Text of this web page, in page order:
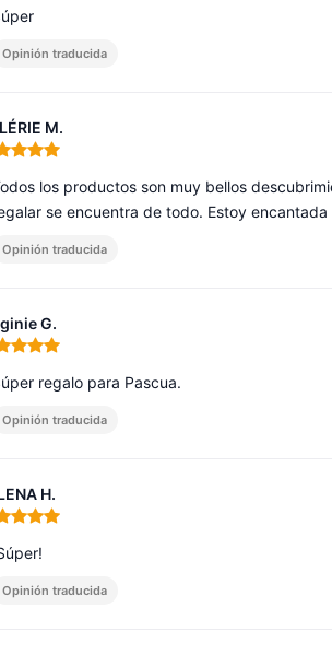
Opinión traducida
M.
5 de 5
los productos son muy bellos
se encuentra de todo. Estoy
Opinión traducida
G.
5 de 5
regalo para Pascua.
Opinión traducida
H.
5 de 5
Opinión traducida